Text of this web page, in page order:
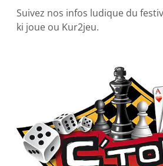
Suivez nos infos ludique du
ki joue ou Kur2jeu.